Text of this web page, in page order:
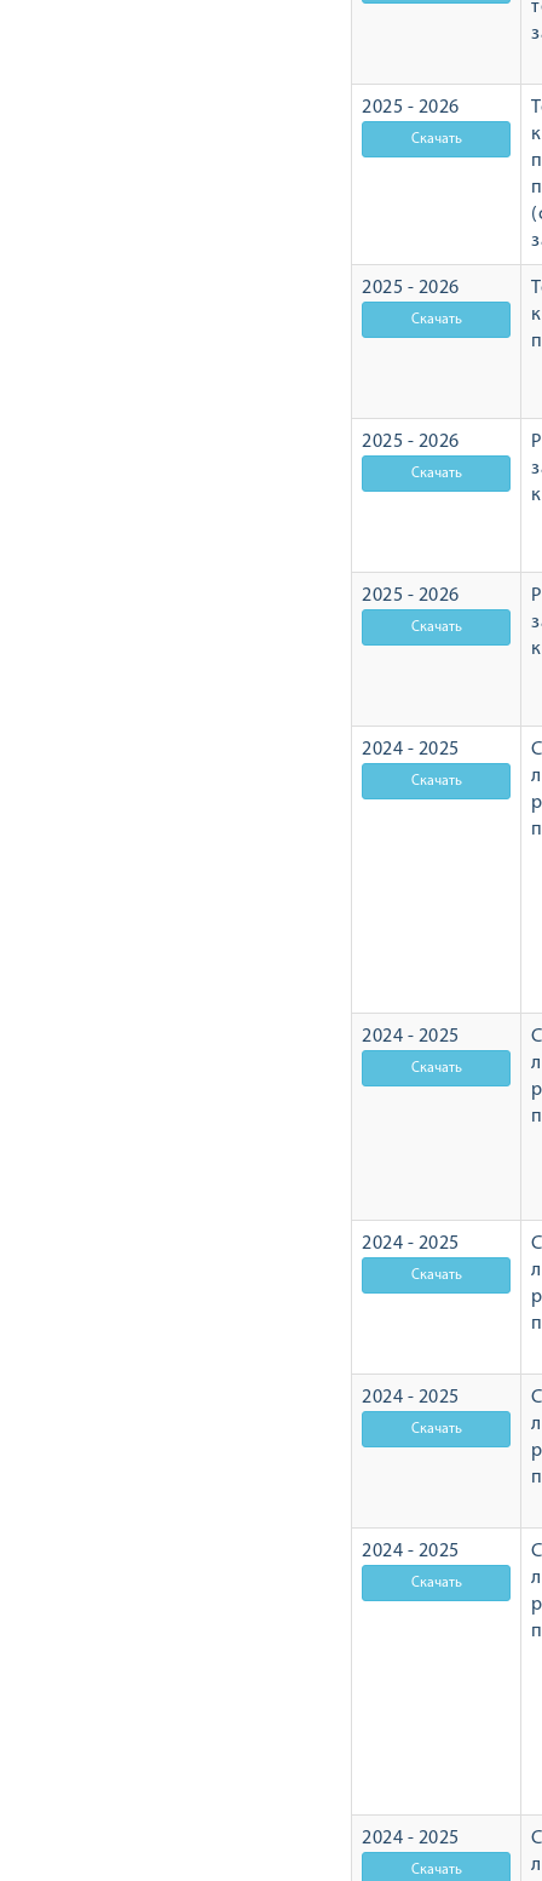
2025 - 2026
2025 - 2026
2025 - 2026
2025 - 2026
2024 - 2025
2024 - 2025
2024 - 2025
2024 - 2025
2024 - 2025
2024 - 2025